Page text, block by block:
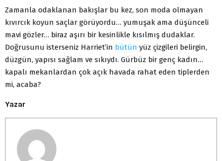
Zamanla odaklanan bakışlar bu kez, son moda olmayan
kıvırcık koyun saçlar görüyordu… yumuşak ama düşünceli
mavi gözler… biraz aşırı bir kesinlikle kısılmış dudaklar.
Doğrusunu isterseniz Harriet’in bütün yüz çizgileri belirgin,
düzgün, yapısı sağlam ve sıkıydı. Gürbüz bir genç kadın…
kapalı mekanlardan çok açık havada rahat eden tiplerden
mi, acaba?
Yazar